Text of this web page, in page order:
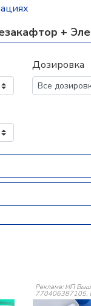
+
Дозировка
Реклама: ИП
770406387105,